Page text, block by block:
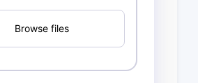
Browse files